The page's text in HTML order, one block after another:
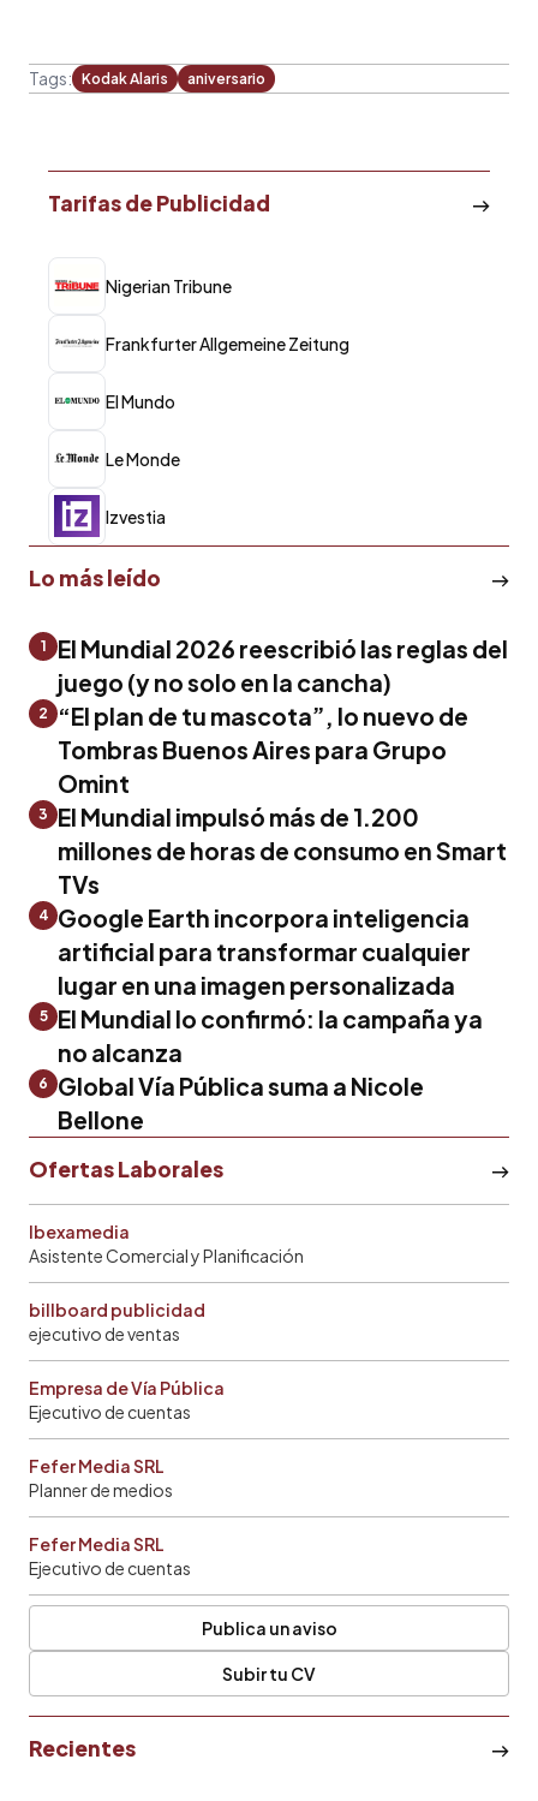
Tags: Kodak Alaris aniversario
Tarifas de Publicidad
Nigerian Tribune
Frankfurter Allgemeine Zeitung
El Mundo
Le Monde
Izvestia
Lo más leído
1
El Mundial 2026 reescribió las reglas del
juego (y no solo en la cancha)
2
“El plan de tu mascota”, lo nuevo de
Tombras Buenos Aires para Grupo
Omint
3
El Mundial impulsó más de 1.200
millones de horas de consumo en Smart
TVs
4 Google Earth incorpora inteligencia
artificial para transformar cualquier
lugar en una imagen personalizada
5
El Mundial lo confirmó: la campaña ya
no alcanza
6
Global Vía Pública suma a Nicole
Bellone
Ofertas Laborales
Ibexamedia
Asistente Comercial y Planificación
billboard publicidad
ejecutivo de ventas
Empresa de Vía Pública
Ejecutivo de cuentas
Fefer Media SRL
Planner de medios
Fefer Media SRL
Ejecutivo de cuentas
Publica un aviso
Subir tu CV
Recientes